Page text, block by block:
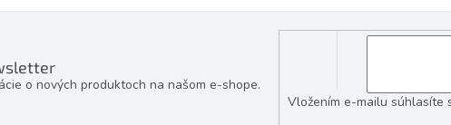
o nových produktoch na našom e-shope.
Vložením e-mailu súhlasíte